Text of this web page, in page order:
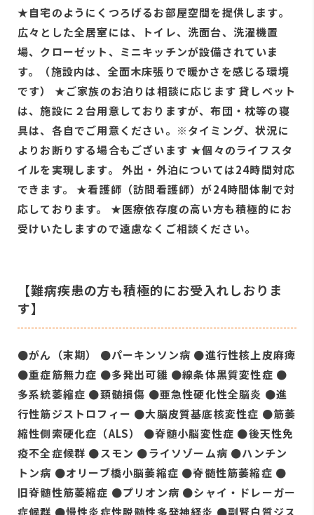
★自宅のようにくつろげるお部屋空間を提供します。
広々とした全居室には、トイレ、洗面台、洗濯機置
場、クローゼット、ミニキッチンが設備されていま
す。（施設内は、全面木床張りで暖かさを感じる環境
です） ★ご家族のお泊りは相談に応じます 貸しベット
は、施設に２台用意しておりますが、布団・枕等の寝
具は、各自でご用意ください。※タイミング、状況に
よりお断りする場合もございます ★個々のライフスタ
イルを実現します。 外出・外泊については24時間対応
できます。 ★看護師（訪問看護師）が24時間体制で対
応しております。 ★医療依存度の高い方も積極的にお
受けいたしますので遠慮なくご相談ください。
【難病疾患の方も積極的にお受入れしおりま
す】
●がん（末期） ●パーキンソン病 ●進行性核上皮麻痺
●重症筋無力症 ●多発出可雛 ●線条体黒質変性症 ●
多系統萎縮症 ●頚髄損傷 ●亜急性硬化性全脳炎 ●進
行性筋ジストロフィー ●大脳皮質基底核変性症 ●筋萎
縮性側索硬化症（ALS） ●脊髄小脳変性症 ●後天性免
疫不全症候群 ●スモン ●ライソゾーム病 ●ハンチン
トン病 ●オリーブ橋小脳萎縮症 ●脊髄性筋萎縮症 ●
旧脊髄性筋萎縮症 ●プリオン病 ●シャイ・ドレーガー
症候群 ●慢性炎症性脱髄性多発神経炎 ●副腎白質ジス